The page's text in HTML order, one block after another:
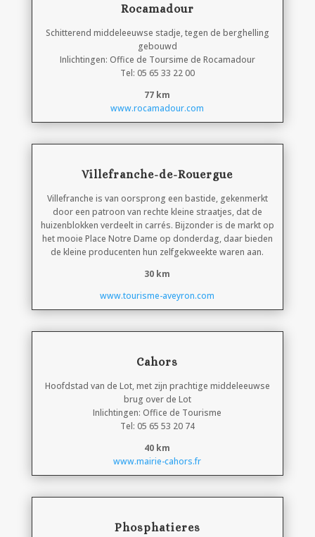
Rocamadour
Schitterend middeleeuwse stadje, tegen de berghelling
gebouwd
Inlichtingen: Office de Toursime de Rocamadour
Tel: 05 65 33 22 00
77 km
www.rocamadour.com
Villefranche-de-Rouergue
Villefranche is van oorsprong een bastide, gekenmerkt
door een patroon van rechte kleine straatjes, dat de
huizenblokken verdeelt in carrés. Bijzonder is de markt op
het mooie Place Notre Dame op donderdag, daar bieden
de kleine producenten hun zelfgekweekte waren aan.
30 km
www.tourisme-aveyron.com
Cahors
Hoofdstad van de Lot, met zijn prachtige middeleeuwse
brug over de Lot
Inlichtingen: Office de Tourisme
Tel: 05 65 53 20 74
40 km
www.mairie-cahors.fr
Phosphatieres